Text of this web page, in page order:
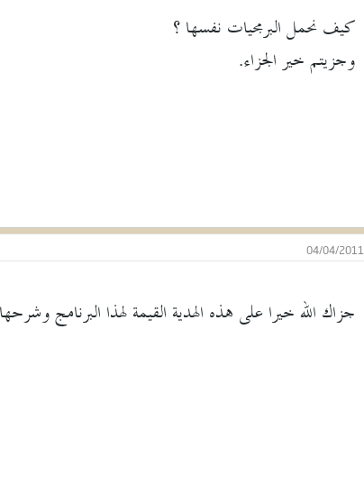
كيف نحمل البرمجيات نفسها ؟
وجزيتم خير الجزاء.
04/04/2011
جزاك الله خيرا على هذه الهدية القيمة لهذا البرنامج